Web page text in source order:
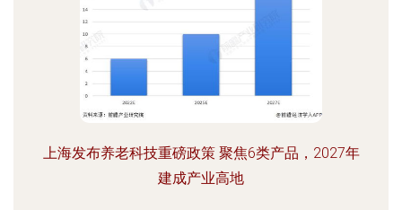
上海发布养老科技重磅政策 聚焦6类产品，2027年
建成产业高地